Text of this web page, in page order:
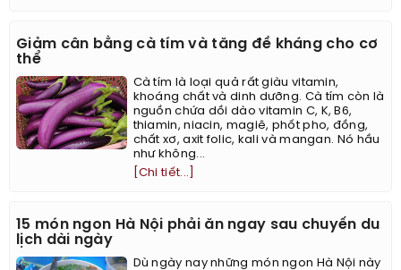
Giảm cân bằng cà tím và tăng đề kháng cho cơ
thể
Cà tím là loại quả rất giàu vitamin,
khoáng chất và dinh dưỡng. Cà tím còn là
nguồn chứa dồi dào vitamin C, K, B6,
thiamin, niacin, magiê, phốt pho, đồng,
chất xơ, axit folic, kali và mangan. Nó hầu
như không...
[Chi tiết...]
15 món ngon Hà Nội phải ăn ngay sau chuyến du
lịch dài ngày
Dù ngày nay những món ngon Hà Nội này